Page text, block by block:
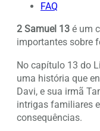
FAQ
2 Samuel 13 é um
importantes sobre
No capítulo 13 do
uma história que
Davi, e sua irmã
intrigas familiares
consequências.